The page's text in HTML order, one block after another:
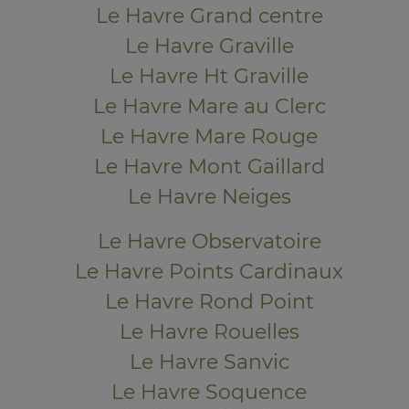
Le Havre Grand centre
Le Havre Graville
Le Havre Ht Graville
Le Havre Mare au Clerc
Le Havre Mare Rouge
Le Havre Mont Gaillard
Le Havre Neiges
Le Havre Observatoire
Le Havre Points Cardinaux
Le Havre Rond Point
Le Havre Rouelles
Le Havre Sanvic
Le Havre Soquence